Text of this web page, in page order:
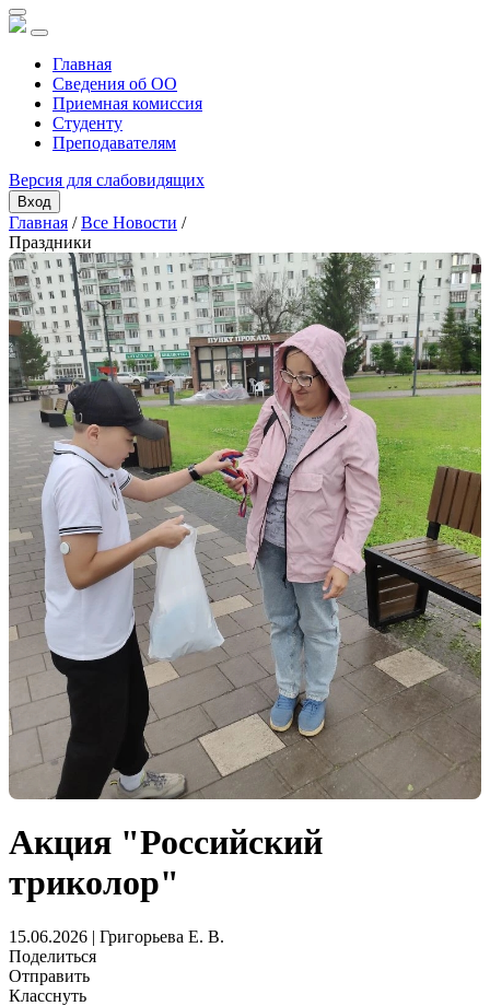
Главная
Сведения об ОО
Приемная комиссия
Студенту
Преподавателям
Версия для слабовидящих
Вход
Главная /Все Новости /
Праздники
Акция "Российский
триколор"
15.06.2026 | Григорьева Е. В.
Поделиться
Отправить
Класснуть